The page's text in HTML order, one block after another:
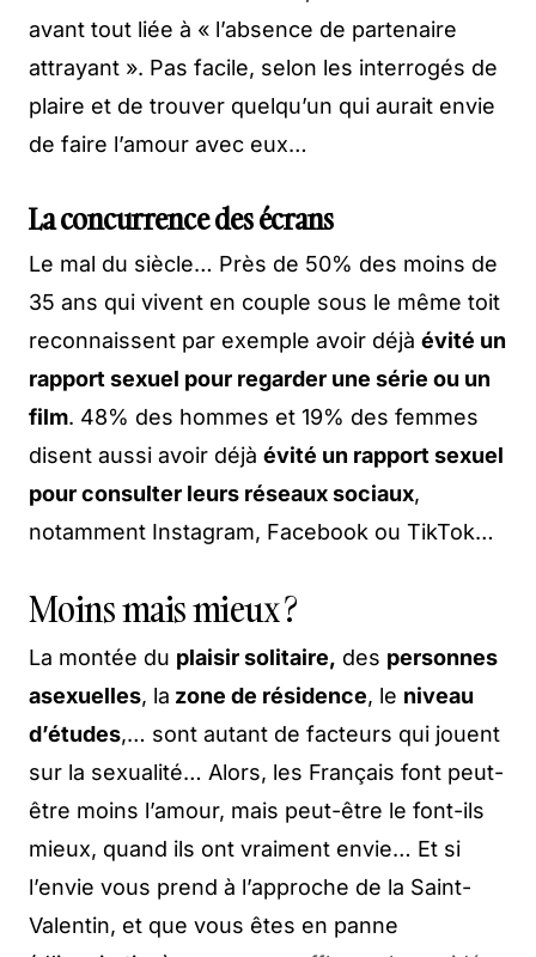
avant tout liée à « l’absence de partenaire
attrayant ». Pas facile, selon les interrogés de
plaire et de trouver quelqu’un qui aurait envie
de faire l’amour avec eux…
La concurrence des écrans
Le mal du siècle… Près de 50% des moins de
35 ans qui vivent en couple sous le même toit
reconnaissent par exemple avoir déjà évité un
rapport sexuel pour regarder une série ou un
film. 48% des hommes et 19% des femmes
disent aussi avoir déjà évité un rapport sexuel
pour consulter leurs réseaux sociaux,
notamment Instagram, Facebook ou TikTok…
Moins mais mieux ?
La montée du plaisir solitaire, des personnes
asexuelles, la zone de résidence, le niveau
d’études,… sont autant de facteurs qui jouent
sur la sexualité… Alors, les Français font peut-
être moins l’amour, mais peut-être le font-ils
mieux, quand ils ont vraiment envie… Et si
l’envie vous prend à l’approche de la Saint-
Valentin, et que vous êtes en panne